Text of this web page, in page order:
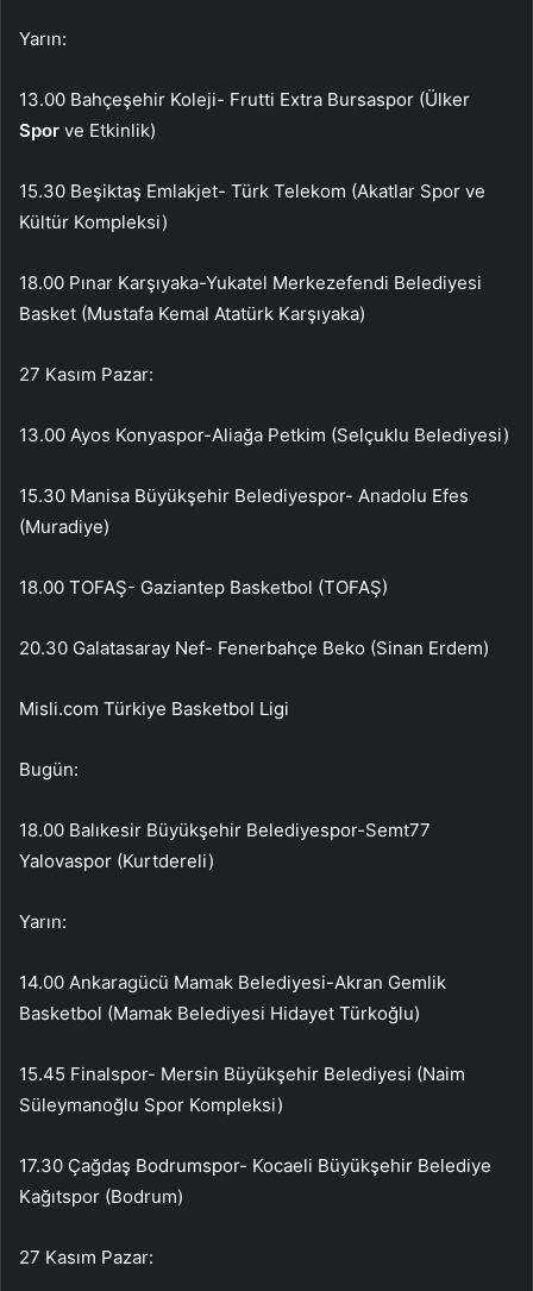
Yarın:
13.00 Bahçeşehir Koleji- Frutti Extra Bursaspor (Ülker
Spor ve Etkinlik)
15.30 Beşiktaş Emlakjet- Türk Telekom (Akatlar Spor ve
Kültür Kompleksi)
18.00 Pınar Karşıyaka-Yukatel Merkezefendi Belediyesi
Basket (Mustafa Kemal Atatürk Karşıyaka)
27 Kasım Pazar:
13.00 Ayos Konyaspor-Aliağa Petkim (Selçuklu Belediyesi)
15.30 Manisa Büyükşehir Belediyespor- Anadolu Efes
(Muradiye)
18.00 TOFAŞ- Gaziantep Basketbol (TOFAŞ)
20.30 Galatasaray Nef- Fenerbahçe Beko (Sinan Erdem)
Misli.com Türkiye Basketbol Ligi
Bugün:
18.00 Balıkesir Büyükşehir Belediyespor-Semt77
Yalovaspor (Kurtdereli)
Yarın:
14.00 Ankaragücü Mamak Belediyesi-Akran Gemlik
Basketbol (Mamak Belediyesi Hidayet Türkoğlu)
15.45 Finalspor- Mersin Büyükşehir Belediyesi (Naim
Süleymanoğlu Spor Kompleksi)
17.30 Çağdaş Bodrumspor- Kocaeli Büyükşehir Belediye
Kağıtspor (Bodrum)
27 Kasım Pazar: